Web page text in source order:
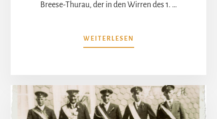
Breese-Thurau, der in den Wirren des 1. …
WEITERLESEN
–